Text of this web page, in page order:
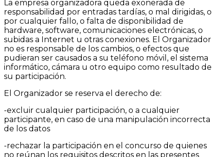
La empresa organizadora queda exonerada de
responsabilidad por entradas tardías, o mal dirigidas, o
por cualquier fallo, o falta de disponibilidad de
hardware, software, comunicaciones electrónicas, o
subidas a Internet u otras conexiones. El Organizador
no es responsable de los cambios, o efectos que
pudieran ser causados a su teléfono móvil, el sistema
informático, cámara u otro equipo como resultado de
su participación.
El Organizador se reserva el derecho de:
-excluir cualquier participación, o a cualquier
participante, en caso de una manipulación incorrecta
de los datos
-rechazar la participación en el concurso de quienes
no reúnan los requisitos descritos en las presentes